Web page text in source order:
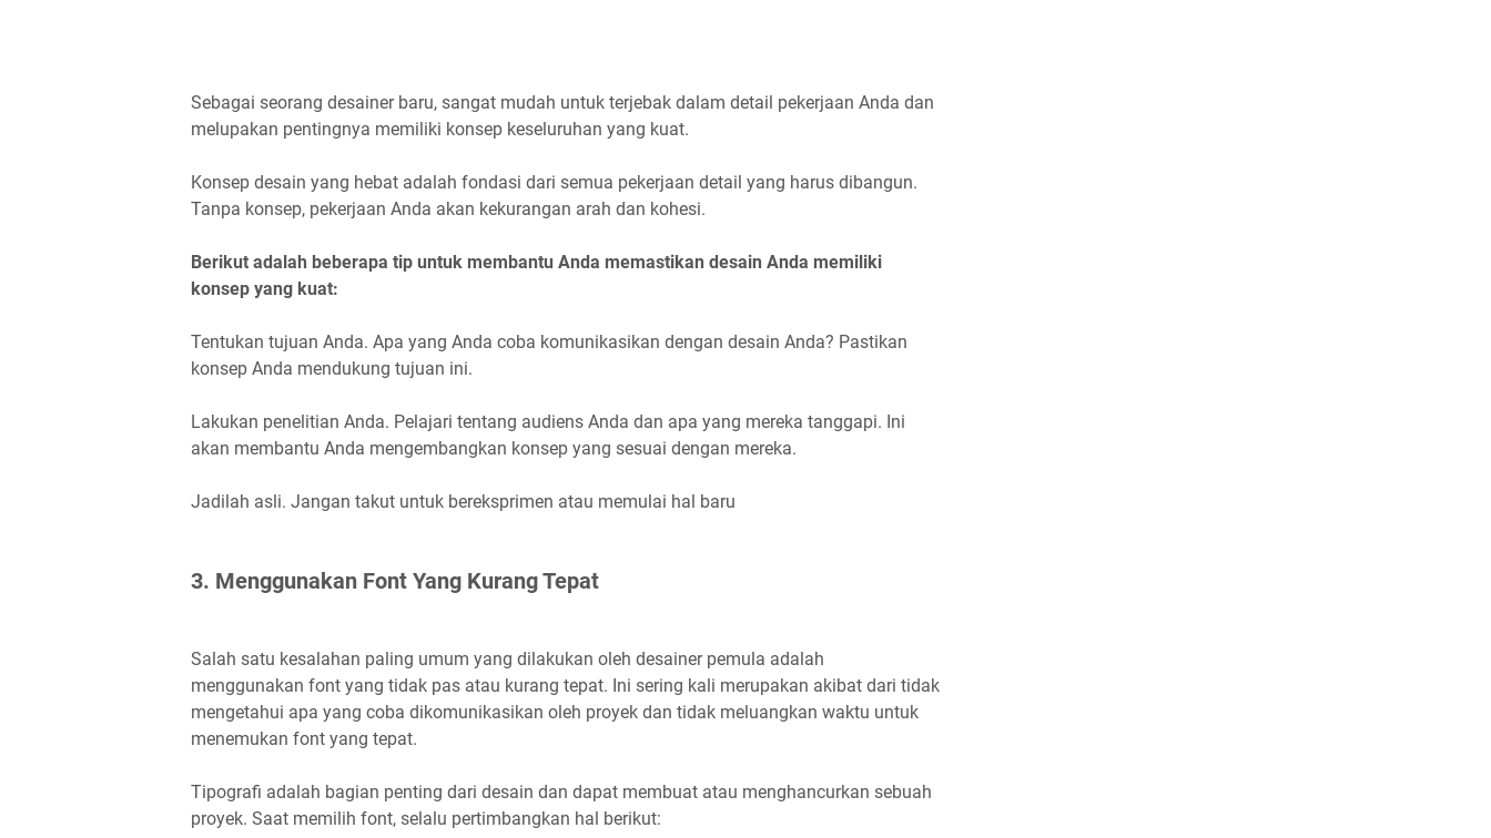
Sebagai seorang desainer baru, sangat mudah untuk terjebak dalam detail pekerjaan Anda dan
melupakan pentingnya memiliki konsep keseluruhan yang kuat.
Konsep desain yang hebat adalah fondasi dari semua pekerjaan detail yang harus dibangun.
Tanpa konsep, pekerjaan Anda akan kekurangan arah dan kohesi.
Berikut adalah beberapa tip untuk membantu Anda memastikan desain Anda memiliki
konsep yang kuat:
Tentukan tujuan Anda. Apa yang Anda coba komunikasikan dengan desain Anda? Pastikan
konsep Anda mendukung tujuan ini.
Lakukan penelitian Anda. Pelajari tentang audiens Anda dan apa yang mereka tanggapi. Ini
akan membantu Anda mengembangkan konsep yang sesuai dengan mereka.
Jadilah asli. Jangan takut untuk bereksprimen atau memulai hal baru
3. Menggunakan Font Yang Kurang Tepat
Salah satu kesalahan paling umum yang dilakukan oleh desainer pemula adalah
menggunakan font yang tidak pas atau kurang tepat. Ini sering kali merupakan akibat dari tidak
mengetahui apa yang coba dikomunikasikan oleh proyek dan tidak meluangkan waktu untuk
menemukan font yang tepat.
Tipografi adalah bagian penting dari desain dan dapat membuat atau menghancurkan sebuah
proyek. Saat memilih font, selalu pertimbangkan hal berikut: